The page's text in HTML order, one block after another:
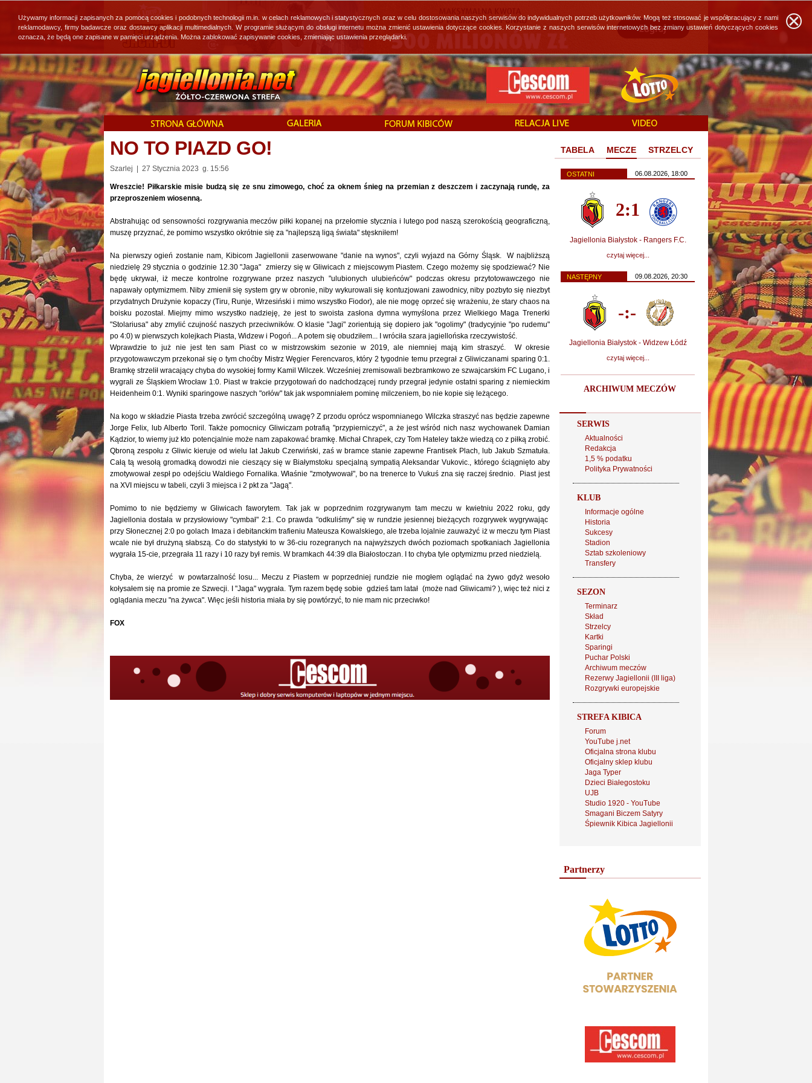
NO TO PIAZD GO!
Szarlej | 27 Stycznia 2023 g. 15:56
Wreszcie! Piłkarskie misie budzą się ze snu zimowego, choć za oknem śnieg na przemian z deszczem i zaczynają rundę, za
przeproszeniem wiosenną.
Abstrahując od sensowności rozgrywania meczów piłki kopanej na przełomie stycznia i lutego pod naszą szerokością geograficzną,
muszę przyznać, że pomimo wszystko okrótnie się za "najlepszą ligą świata" stęskniłem!
Na pierwszy ogień zostanie nam, Kibicom Jagiellonii zaserwowane "danie na wynos", czyli wyjazd na Górny Śląsk. W najbliższą
niedzielę 29 stycznia o godzinie 12.30 "Jaga" zmierzy się w Gliwicach z miejscowym Piastem. Czego możemy się spodziewać? Nie
będę ukrywał, iż mecze kontrolne rozgrywane przez naszych "ulubionych ulubieńców" podczas okresu przytotowawczego nie
napawały optymizmem. Niby zmienił się system gry w obronie, niby wykurowali się kontuzjowani zawodnicy, niby pozbyto się niezbyt
przydatnych Drużynie kopaczy (Tiru, Runje, Wrzesiński i mimo wszystko Fiodor), ale nie mogę oprzeć się wrażeniu, że stary chaos na
boisku pozostał. Miejmy mimo wszystko nadzieję, że jest to swoista zasłona dymna wymyślona przez Wielkiego Maga Trenerki
"Stolariusa" aby zmylić czujność naszych przeciwników. O klasie "Jagi" zorientują się dopiero jak "ogolimy" (tradycyjnie "po rudemu"
po 4:0) w pierwszych kolejkach Piasta, Widzew i Pogoń... A potem się obudziłem... I wróciła szara jagiellońska rzeczywistość.
Wprawdzie to już nie jest ten sam Piast co w mistrzowskim sezonie w 2019, ale niemniej mają kim straszyć. W okresie
przygotowawczym przekonał się o tym choćby Mistrz Węgier Ferencvaros, który 2 tygodnie temu przegrał z Gliwiczanami sparing 0:1.
Bramkę strzelił wracający chyba do wysokiej formy Kamil Wilczek. Wcześniej zremisowali bezbramkowo ze szwajcarskim FC Lugano, i
wygrali ze Śląskiem Wrocław 1:0. Piast w trakcie przygotowań do nadchodzącej rundy przegrał jedynie ostatni sparing z niemieckim
Heidenheim 0:1. Wyniki sparingowe naszych "orłów" tak jak wspomniałem pominę milczeniem, bo nie kopie się leżącego.
Na kogo w składzie Piasta trzeba zwrócić szczególną uwagę? Z przodu oprócz wspomnianego Wilczka straszyć nas będzie zapewne
Jorge Felix, lub Alberto Toril. Także pomocnicy Gliwiczam potrafią "przypierniczyć", a że jest wśród nich nasz wychowanek Damian
Kądzior, to wiemy już kto potencjalnie może nam zapakować bramkę. Michał Chrapek, czy Tom Hateley także wiedzą co z piłką zrobić.
Qbroną zespołu z Gliwic kieruje od wielu lat Jakub Czerwiński, zaś w bramce stanie zapewne Frantisek Plach, lub Jakub Szmatuła.
Całą tą wesołą gromadką dowodzi nie cieszący się w Białymstoku specjalną sympatią Aleksandar Vukovic., którego ściągnięto aby
zmotywował zespł po odejściu Waldiego Fornalika. Właśnie "zmotywował", bo na trenerce to Vukuś zna się raczej średnio. Piast jest
na XVI miejscu w tabeli, czyli 3 miejsca i 2 pkt za "Jagą".
Pomimo to nie będziemy w Gliwicach faworytem. Tak jak w poprzednim rozgrywanym tam meczu w kwietniu 2022 roku, gdy
Jagiellonia dostała w przysłowiowy "cymbał" 2:1. Co prawda "odkuliśmy" się w rundzie jesiennej bieżących rozgrywek wygrywając
przy Słonecznej 2:0 po golach Imaza i debitanckim trafieniu Mateusza Kowalskiego, ale trzeba lojalnie zauważyć iż w meczu tym Piast
wcale nie był drużyną słabszą. Co do statystyki to w 36-ciu rozegranych na najwyższych dwóch poziomach spotkaniach Jagiellonia
wygrała 15-cie, przegrała 11 razy i 10 razy był remis. W bramkach 44:39 dla Białostoczan. I to chyba tyle optymizmu przed niedzielą.
Chyba, że wierzyć w powtarzalność losu... Meczu z Piastem w poprzedniej rundzie nie mogłem oglądać na żywo gdyż wesoło
kołysałem się na promie ze Szwecji. I "Jaga" wygrała. Tym razem będę sobie gdzieś tam latał (może nad Gliwicami? ), więc też nici z
oglądania meczu "na żywca". Więc jeśli historia miała by się powtórzyć, to nie mam nic przeciwko!
FOX
TABELA MECZE STRZELCY
OSTATNI 06.08.2026, 18:00
2:1
Jagiellonia Białystok - Rangers F.C.
czytaj więcej...
NASTĘPNY 09.08.2026, 20:30
-:-
Jagiellonia Białystok - Widzew Łódź
czytaj więcej...
ARCHIWUM MECZÓW
SERWIS
Aktualności
Redakcja
1,5 % podatku
Polityka Prywatności
KLUB
Informacje ogólne
Historia
Sukcesy
Stadion
Sztab szkoleniowy
Transfery
SEZON
Terminarz
Skład
Strzelcy
Kartki
Sparingi
Puchar Polski
Archiwum meczów
Rezerwy Jagiellonii (III liga)
Rozgrywki europejskie
STREFA KIBICA
Forum
YouTube j.net
Oficjalna strona klubu
Oficjalny sklep klubu
Jaga Typer
Dzieci Białegostoku
UJB
Studio 1920 - YouTube
Smagani Biczem Satyry
Śpiewnik Kibica Jagiellonii
Partnerzy
Używamy informacji zapisanych za pomocą cookies i podobnych technologii m.in. w celach reklamowych i statystycznych oraz w celu dostosowania naszych serwisów do indywidualnych potrzeb użytkowników. Mogą też stosować je współpracujący z nami
reklamodawcy, firmy badawcze oraz dostawcy aplikacji multimedialnych. W programie służącym do obsługi internetu można zmienić ustawienia dotyczące cookies. Korzystanie z naszych serwisów internetowych bez zmiany ustawień dotyczących cookies
oznacza, że będą one zapisane w pamięci urządzenia. Można zablokować zapisywanie cookies, zmieniając ustawienia przeglądarki.